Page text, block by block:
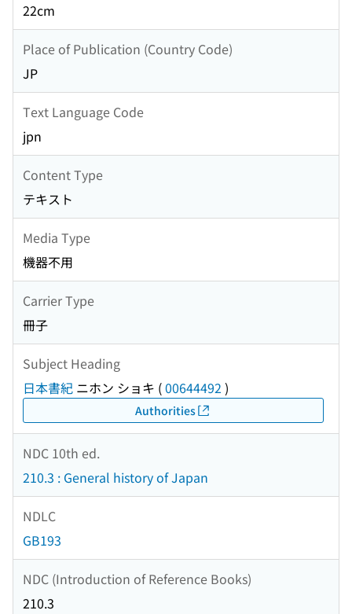
22cm
Place of Publication (Country Code)
JP
Text Language Code
jpn
Content Type
テキスト
Media Type
機器不用
Carrier Type
冊子
Subject Heading
日本書紀 ニホン ショキ (00644492 )
Authorities
NDC 10th ed.
210.3 : General history of Japan
NDLC
GB193
NDC (Introduction of Reference Books)
210.3